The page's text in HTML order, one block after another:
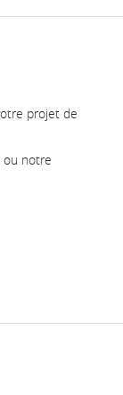
projet de
ou notre